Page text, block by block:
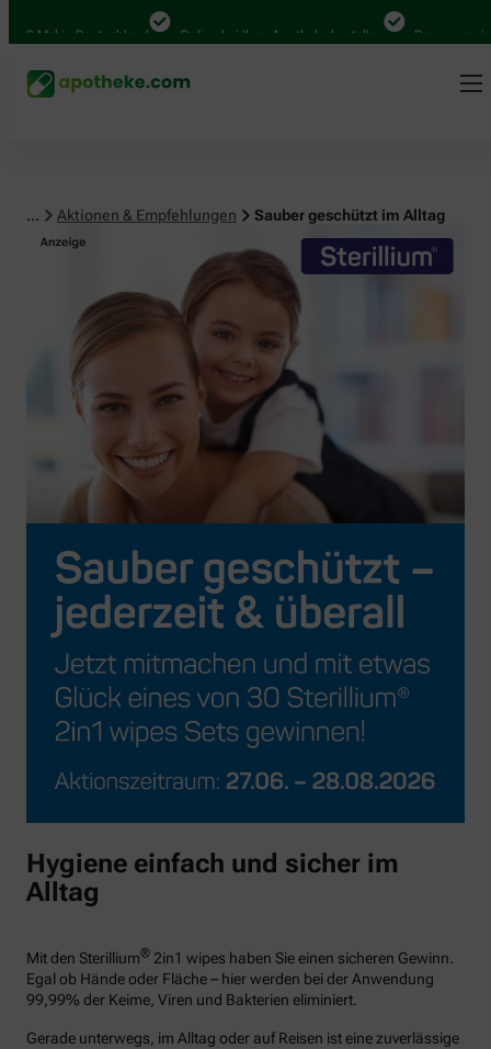
in Deutschland Online bei Ihrer Apotheke bestellen Bequem
... Aktionen & Empfehlungen Sauber geschützt im Alltag
Hygiene einfach und sicher im
Alltag
Mit den Sterillium® 2in1 wipes haben Sie einen sicheren Gewinn.
Egal ob Hände oder Fläche – hier werden bei der Anwendung
99,99% der Keime, Viren und Bakterien eliminiert.
Gerade unterwegs, im Alltag oder auf Reisen ist eine zuverlässige